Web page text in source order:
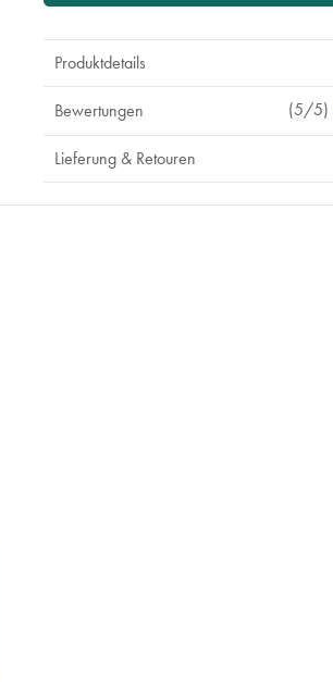
Produktdetails
Bewertungen (5/5)
Lieferung & Retouren